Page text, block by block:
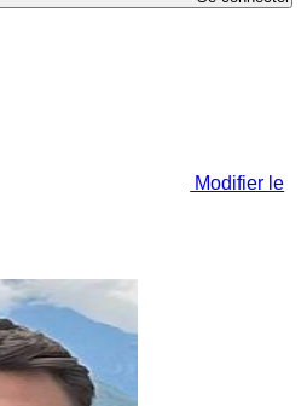
Modifier le